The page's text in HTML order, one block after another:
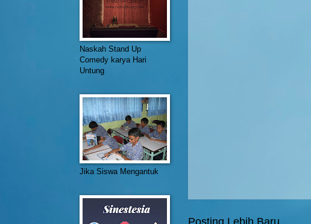
Posting Lebih Baru
Naskah Stand Up
Comedy karya Hari
Untung
Jika Siswa Mengantuk